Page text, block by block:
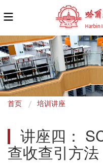
面
首页 培训讲座
讲座四：
查收查引方法